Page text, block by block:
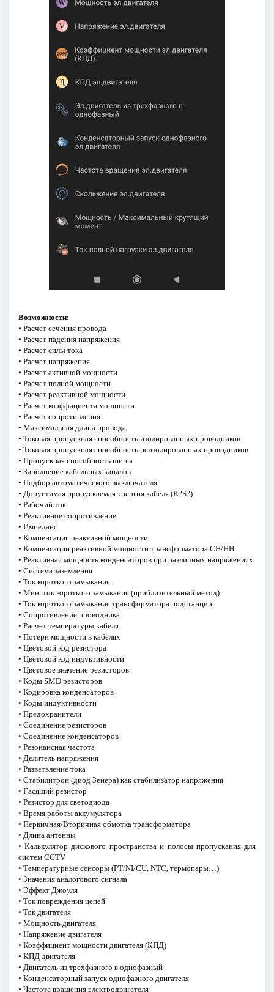
Возможности:
• Расчет сечения провода
• Расчет падения напряжения
• Расчет силы тока
• Расчет напряжения
• Расчет активной мощности
• Расчет полной мощности
• Расчет реактивной мощности
• Расчет коэффициента мощности
• Расчет сопротивления
• Максимальная длина провода
• Токовая пропускная способность изолированных проводников
• Токовая пропускная способность неизолированных проводников
• Пропускная способность шины
• Заполнение кабельных каналов
• Подбор автоматического выключателя
• Допустимая пропускаемая энергия кабеля (K?S?)
• Рабочий ток
• Реактивное сопротивление
• Импеданс
• Компенсация реактивной мощности
• Компенсации реактивной мощности трансформатора СН/НН
• Реактивная мощность конденсаторов при различных напряжениях
• Система заземления
• Ток короткого замыкания
• Мин. ток короткого замыкания (приблизительный метод)
• Ток короткого замыкания трансформатора подстанции
• Сопротивление проводника
• Расчет температуры кабеля
• Потери мощности в кабелях
• Цветовой код резистора
• Цветовой код индуктивности
• Цветовое значение резисторов
• Коды SMD резисторов
• Кодировка конденсаторов
• Коды индуктивности
• Предохранители
• Соединение резисторов
• Соединение конденсаторов
• Резонансная частота
• Делитель напряжения
• Разветвление тока
• Стабилитрон (диод Зенера) как стабилизатор напряжения
• Гасящий резистор
• Резистор для светодиода
• Время работы аккумулятора
• Первичная/Вторичная обмотка трансформатора
• Длина антенны
• Калькулятор дискового пространства и полосы пропускания для
систем CCTV
• Температурные сенсоры (PT/NI/CU, NTC, термопары…)
• Значения аналогового сигнала
• Эффект Джоуля
• Ток повреждения цепей
• Ток двигателя
• Мощность двигателя
• Напряжение двигателя
• Коэффициент мощности двигателя (КПД)
• КПД двигателя
• Двигатель из трехфазного в однофазный
• Конденсаторный запуск однофазного двигателя
• Частота вращения электродвигателя